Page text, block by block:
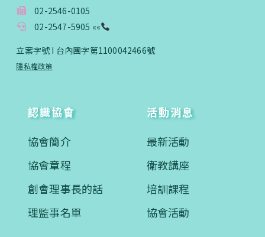
02-2546-0105
02-2547-5905 ««
立案字號 I 台內團字第1100042466號
隱私權政策
認識協會
協會簡介
協會章程
創會理事長的話
理監事名單
活動消息
最新活動
衛教講座
培訓課程
協會活動